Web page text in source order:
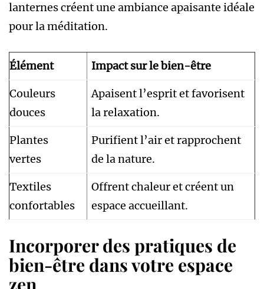
lanternes créent une ambiance apaisante idéale
pour la méditation.
Élément Impact sur le bien-être
Couleurs
douces
Apaisent l’esprit et favorisent
la relaxation.
Plantes
vertes
Purifient l’air et rapprochent
de la nature.
Textiles
confortables
Offrent chaleur et créent un
espace accueillant.
Incorporer des pratiques de
bien-être dans votre espace